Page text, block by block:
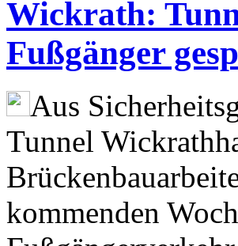
Wickrath:
Fußgänger
Aus
Tunnel
kommenden